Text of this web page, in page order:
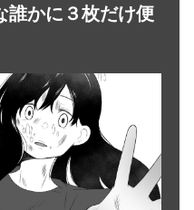
誰かに３枚だけ便